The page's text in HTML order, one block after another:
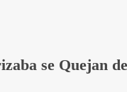
se Quejan